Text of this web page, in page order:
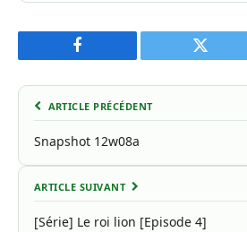
Facebook Twitter
ARTICLE PRÉCÉDENT
Snapshot 12w08a
ARTICLE SUIVANT
[Série] Le roi lion [Episode 4]